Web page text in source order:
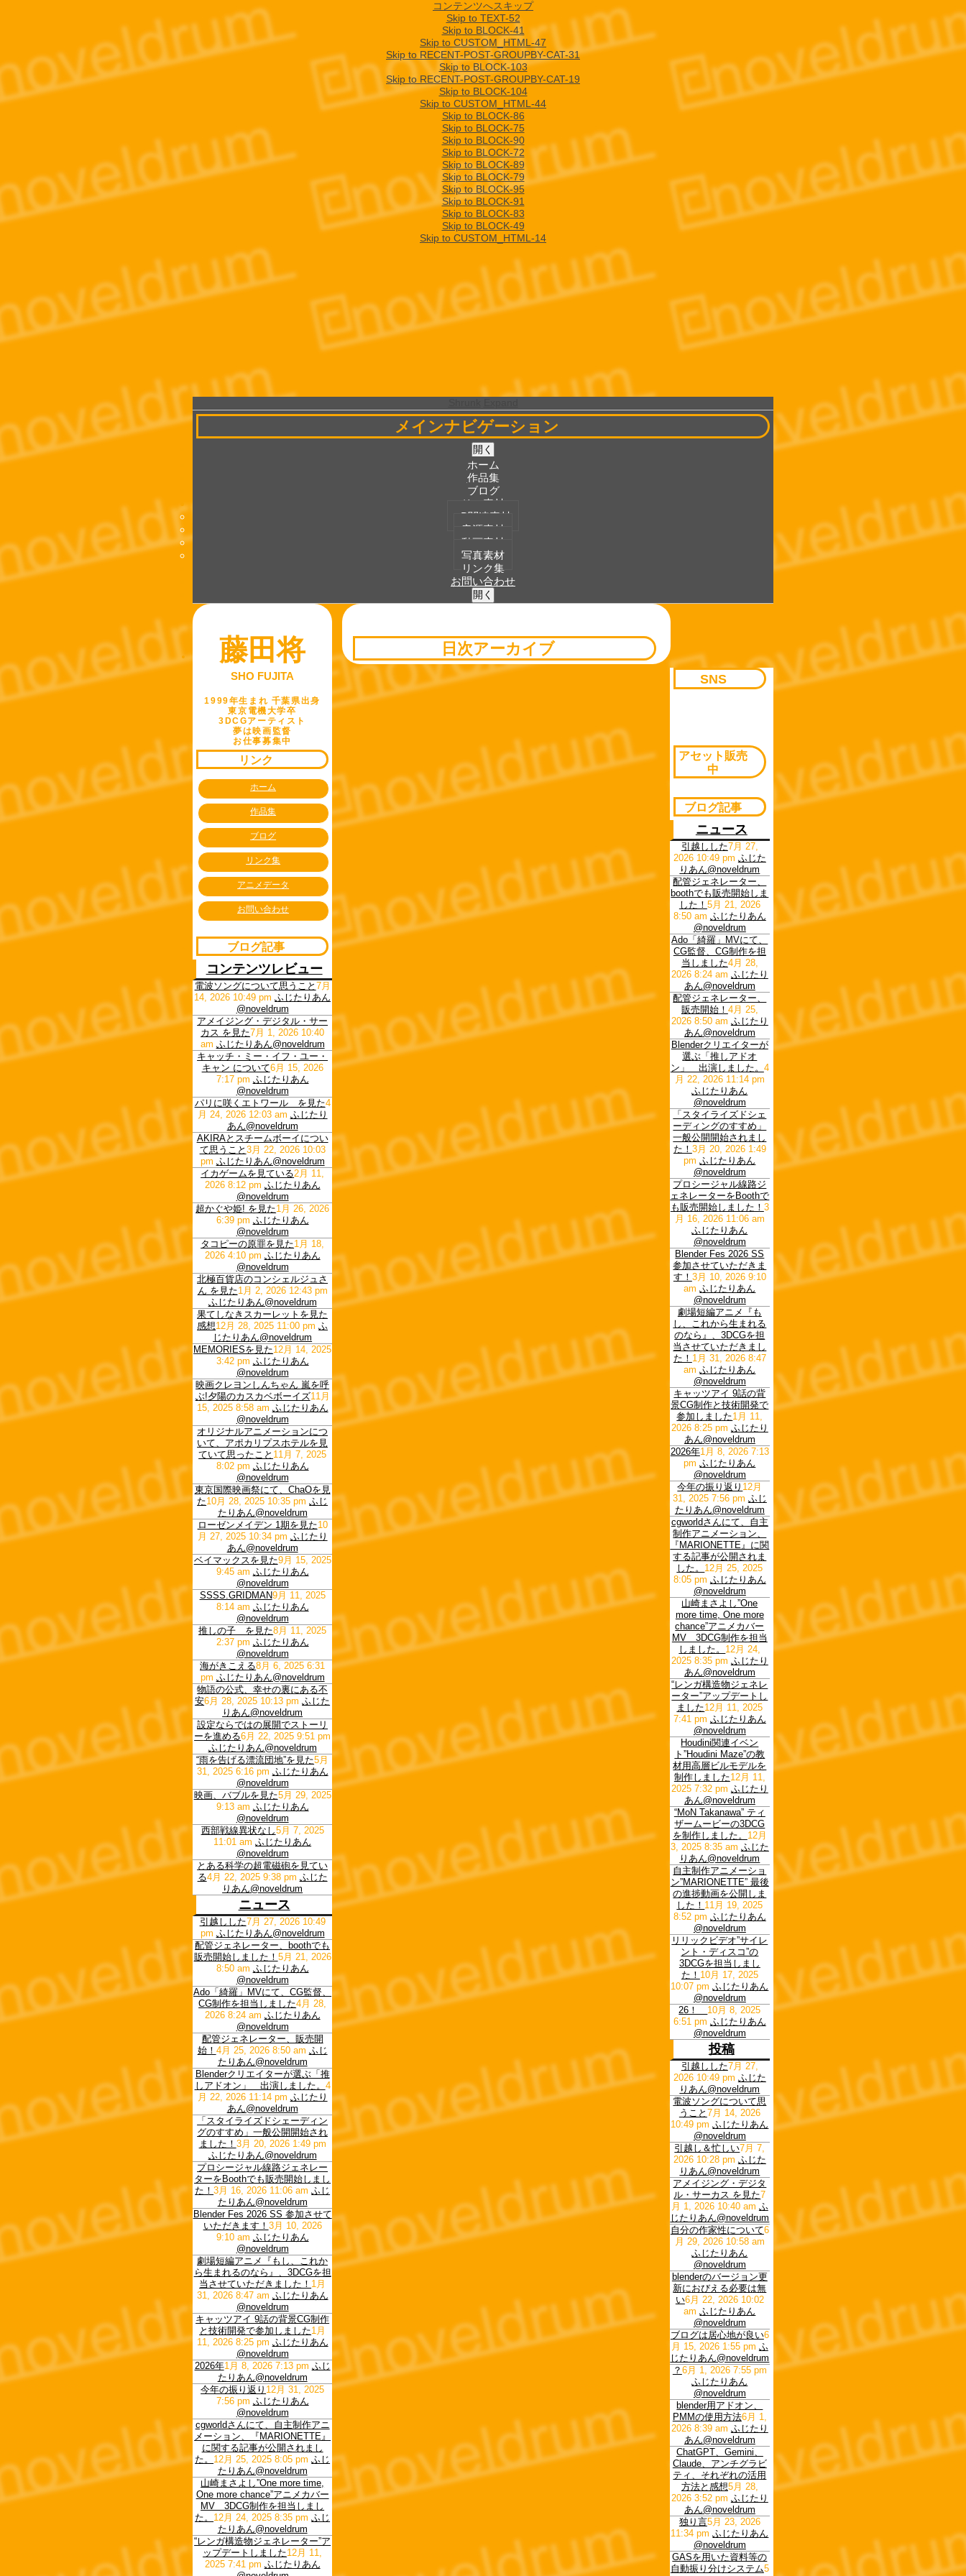
コンテンツへスキップ
Skip to TEXT-52
Skip to BLOCK-41
Skip to CUSTOM_HTML-47
Skip to RECENT-POST-GROUPBY-CAT-31
Skip to BLOCK-103
Skip to RECENT-POST-GROUPBY-CAT-19
Skip to BLOCK-104
Skip to CUSTOM_HTML-44
Skip to BLOCK-86
Skip to BLOCK-75
Skip to BLOCK-90
Skip to BLOCK-72
Skip to BLOCK-89
Skip to BLOCK-79
Skip to BLOCK-95
Skip to BLOCK-91
Skip to BLOCK-83
Skip to BLOCK-49
Skip to CUSTOM_HTML-14
メインナビゲーション
開く
ホーム
作品集
ブログ
フリー素材
3D関連素材
音源素材
動画素材
写真素材
リンク集
お問い合わせ
開く
日次アーカイブ
SNS
アセット販売
中
ブログ記事
ニュース
引越しした7月 27,
2026 10:49 pm ふじた
りあん@noveldrum
配管ジェネレーター、
boothでも販売開始しま
した！ 5月 21, 2026
8:50 am ふじたりあん
@noveldrum
Ado「綺羅」MVにて、
CG監督、CG制作を担
当しました4月 28,
2026 8:24 am ふじたり
あん@noveldrum
配管ジェネレーター、
販売開始！ 4月 25,
2026 8:50 am ふじたり
あん@noveldrum
Blenderクリエイターが
選ぶ「推しアドオ
ン」 出演しました。 4
月 22, 2026 11:14 pm
ふじたりあん
@noveldrum
「スタイライズドシェ
ーディングのすすめ」
一般公開開始されまし
た！ 3月 20, 2026 1:49
pm ふじたりあん
@noveldrum
プロシージャル線路ジ
ェネレーターをBoothで
も販売開始しました！ 3
月 16, 2026 11:06 am
ふじたりあん
@noveldrum
Blender Fes 2026 SS
参加させていただきま
す！ 3月 10, 2026 9:10
am ふじたりあん
@noveldrum
劇場短編アニメ『も
し、これから生まれる
のなら』、3DCGを担
当させていただきまし
た！ 1月 31, 2026 8:47
am ふじたりあん
@noveldrum
キャッツアイ 9話の背
景CG制作と技術開発で
参加しました1月 11,
2026 8:25 pm ふじたり
あん@noveldrum
2026年1月 8, 2026 7:13
pm ふじたりあん
@noveldrum
今年の振り返り 12月
31, 2025 7:56 pm ふじ
たりあん@noveldrum
cgworldさんにて、自主
制作アニメーション、
『MARIONETTE』に関
する記事が公開されま
した。 12月 25, 2025
8:05 pm ふじたりあん
@noveldrum
山崎まさよし”One
more time, One more
chance”アニメカバー
MV 3DCG制作を担当
しました。 12月 24,
2025 8:35 pm ふじたり
あん@noveldrum
“レンガ構造物ジェネレ
ーター”アップデートし
ました12月 11, 2025
7:41 pm ふじたりあん
@noveldrum
Houdini関連イベン
ト”Houdini Maze”の教
材用高層ビルモデルを
制作しました12月 11,
2025 7:32 pm ふじたり
あん@noveldrum
“MoN Takanawa” ティ
ザームービーの3DCG
を制作しました。 12月
3, 2025 8:35 am ふじた
りあん@noveldrum
自主制作アニメーショ
ン”MARIONETTE” 最後
の進捗動画を公開しま
した！ 11月 19, 2025
8:52 pm ふじたりあん
@noveldrum
リリックビデオ”サイレ
ント・ディスコ”の
3DCGを担当しまし
た！ 10月 17, 2025
10:07 pm ふじたりあん
@noveldrum
26！ 10月 8, 2025
6:51 pm ふじたりあん
@noveldrum
投稿
引越しした7月 27,
2026 10:49 pm ふじた
りあん@noveldrum
電波ソングについて思
うこと 7月 14, 2026
10:49 pm ふじたりあん
@noveldrum
引越し＆忙しい7月 7,
2026 10:28 pm ふじた
りあん@noveldrum
アメイジング・デジタ
ル・サーカス を見た7
月 1, 2026 10:40 am ふ
じたりあん@noveldrum
自分の作家性について6
月 29, 2026 10:58 am
ふじたりあん
@noveldrum
blenderのバージョン更
新におびえる必要は無
い6月 22, 2026 10:02
am ふじたりあん
@noveldrum
ブログは居心地が良い6
月 15, 2026 1:55 pm ふ
じたりあん@noveldrum
？ 6月 1, 2026 7:55 pm
ふじたりあん
@noveldrum
blender用アドオン、
PMMの使用方法6月 1,
2026 8:39 am ふじたり
あん@noveldrum
ChatGPT、Gemini、
Claude、アンチグラビ
ティ、それぞれの活用
方法と感想5月 28,
2026 3:52 pm ふじたり
あん@noveldrum
独り言5月 23, 2026
11:34 pm ふじたりあん
@noveldrum
GASを用いた資料等の
自動振り分けシステム5
藤田将
SHO FUJITA
1999年生まれ 千葉県出身
東京電機大学卒
3DCGアーティスト
夢は映画監督
お仕事募集中
リンク
ホーム
作品集
ブログ
リンク集
アニメデータ
お問い合わせ
ブログ記事
コンテンツレビュー
電波ソングについて思うこと 7月
14, 2026 10:49 pm ふじたりあん
@noveldrum
アメイジング・デジタル・サー
カス を見た7月 1, 2026 10:40
am ふじたりあん@noveldrum
キャッチ・ミー・イフ・ユー・
キャン について6月 15, 2026
7:17 pm ふじたりあん
@noveldrum
パリに咲くエトワール を見た4
月 24, 2026 12:03 am ふじたり
あん@noveldrum
AKIRAとスチームボーイについ
て思うこと 3月 22, 2026 10:03
pm ふじたりあん@noveldrum
イカゲームを見ている2月 11,
2026 8:12 pm ふじたりあん
@noveldrum
超かぐや姫! を見た1月 26, 2026
6:39 pm ふじたりあん
@noveldrum
タコピーの原罪を見た1月 18,
2026 4:10 pm ふじたりあん
@noveldrum
北極百貨店のコンシェルジュさ
ん を見た1月 2, 2026 12:43 pm
ふじたりあん@noveldrum
果てしなきスカーレットを見た
感想12月 28, 2025 11:00 pm ふ
じたりあん@noveldrum
MEMORIESを見た12月 14, 2025
3:42 pm ふじたりあん
@noveldrum
映画クレヨンしんちゃん 嵐を呼
ぶ!夕陽のカスカベボーイズ11月
15, 2025 8:58 am ふじたりあん
@noveldrum
オリジナルアニメーションにつ
いて、アポカリプスホテルを見
ていて思ったこと 11月 7, 2025
8:02 pm ふじたりあん
@noveldrum
東京国際映画祭にて、ChaOを見
た10月 28, 2025 10:35 pm ふじ
たりあん@noveldrum
ローゼンメイデン 1期を見た10
月 27, 2025 10:34 pm ふじたり
あん@noveldrum
ベイマックスを見た9月 15, 2025
9:45 am ふじたりあん
@noveldrum
SSSS.GRIDMAN9月 11, 2025
8:14 am ふじたりあん
@noveldrum
推しの子 を見た8月 11, 2025
2:37 pm ふじたりあん
@noveldrum
海がきこえる8月 6, 2025 6:31
pm ふじたりあん@noveldrum
物語の公式、幸せの裏にある不
安6月 28, 2025 10:13 pm ふじた
りあん@noveldrum
設定ならではの展開でストーリ
ーを進める6月 22, 2025 9:51 pm
ふじたりあん@noveldrum
“雨を告げる漂流団地”を見た5月
31, 2025 6:16 pm ふじたりあん
@noveldrum
映画、バブルを見た5月 29, 2025
9:13 am ふじたりあん
@noveldrum
西部戦線異状なし5月 7, 2025
11:01 am ふじたりあん
@noveldrum
とある科学の超電磁砲を見てい
る4月 22, 2025 9:38 pm ふじた
りあん@noveldrum
ニュース
引越しした7月 27, 2026 10:49
pm ふじたりあん@noveldrum
配管ジェネレーター、boothでも
販売開始しました！ 5月 21, 2026
8:50 am ふじたりあん
@noveldrum
Ado「綺羅」MVにて、CG監督、
CG制作を担当しました4月 28,
2026 8:24 am ふじたりあん
@noveldrum
配管ジェネレーター、販売開
始！ 4月 25, 2026 8:50 am ふじ
たりあん@noveldrum
Blenderクリエイターが選ぶ「推
しアドオン」 出演しました。 4
月 22, 2026 11:14 pm ふじたり
あん@noveldrum
「スタイライズドシェーディン
グのすすめ」一般公開開始され
ました！ 3月 20, 2026 1:49 pm
ふじたりあん@noveldrum
プロシージャル線路ジェネレー
ターをBoothでも販売開始しまし
た！3月 16, 2026 11:06 am ふじ
たりあん@noveldrum
Blender Fes 2026 SS 参加させて
いただきます！ 3月 10, 2026
9:10 am ふじたりあん
@noveldrum
劇場短編アニメ『もし、これか
ら生まれるのなら』、3DCGを担
当させていただきました！ 1月
31, 2026 8:47 am ふじたりあん
@noveldrum
キャッツアイ 9話の背景CG制作
と技術開発で参加しました1月
11, 2026 8:25 pm ふじたりあん
@noveldrum
2026年1月 8, 2026 7:13 pm ふじ
たりあん@noveldrum
今年の振り返り 12月 31, 2025
7:56 pm ふじたりあん
@noveldrum
cgworldさんにて、自主制作アニ
メーション、『MARIONETTE』
に関する記事が公開されまし
た。 12月 25, 2025 8:05 pm ふじ
たりあん@noveldrum
山崎まさよし”One more time,
One more chance”アニメカバー
MV 3DCG制作を担当しまし
た。 12月 24, 2025 8:35 pm ふじ
たりあん@noveldrum
“レンガ構造物ジェネレーター”ア
ップデートしました12月 11,
2025 7:41 pm ふじたりあん